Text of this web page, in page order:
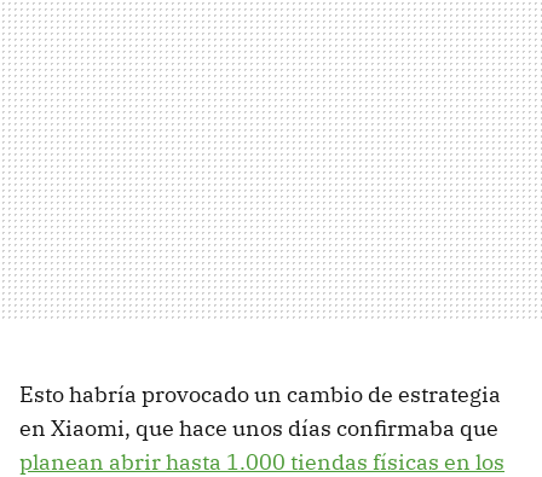
Esto habría provocado un cambio de estrategia
en Xiaomi, que hace unos días confirmaba que
planean abrir hasta 1.000 tiendas físicas en los